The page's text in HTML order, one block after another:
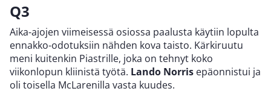
Q3
Aika-ajojen viimeisessä osiossa paalusta käytiin lopulta
ennakko-odotuksiin nähden kova taisto. Kärkiruutu
meni kuitenkin Piastrille, joka on tehnyt koko
viikonlopun kliinistä työtä. Lando Norris epäonnistui ja
oli toisella McLarenilla vasta kuudes.